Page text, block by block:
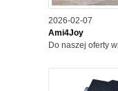
2026-02-07
Ami4Joy
Do naszej oferty